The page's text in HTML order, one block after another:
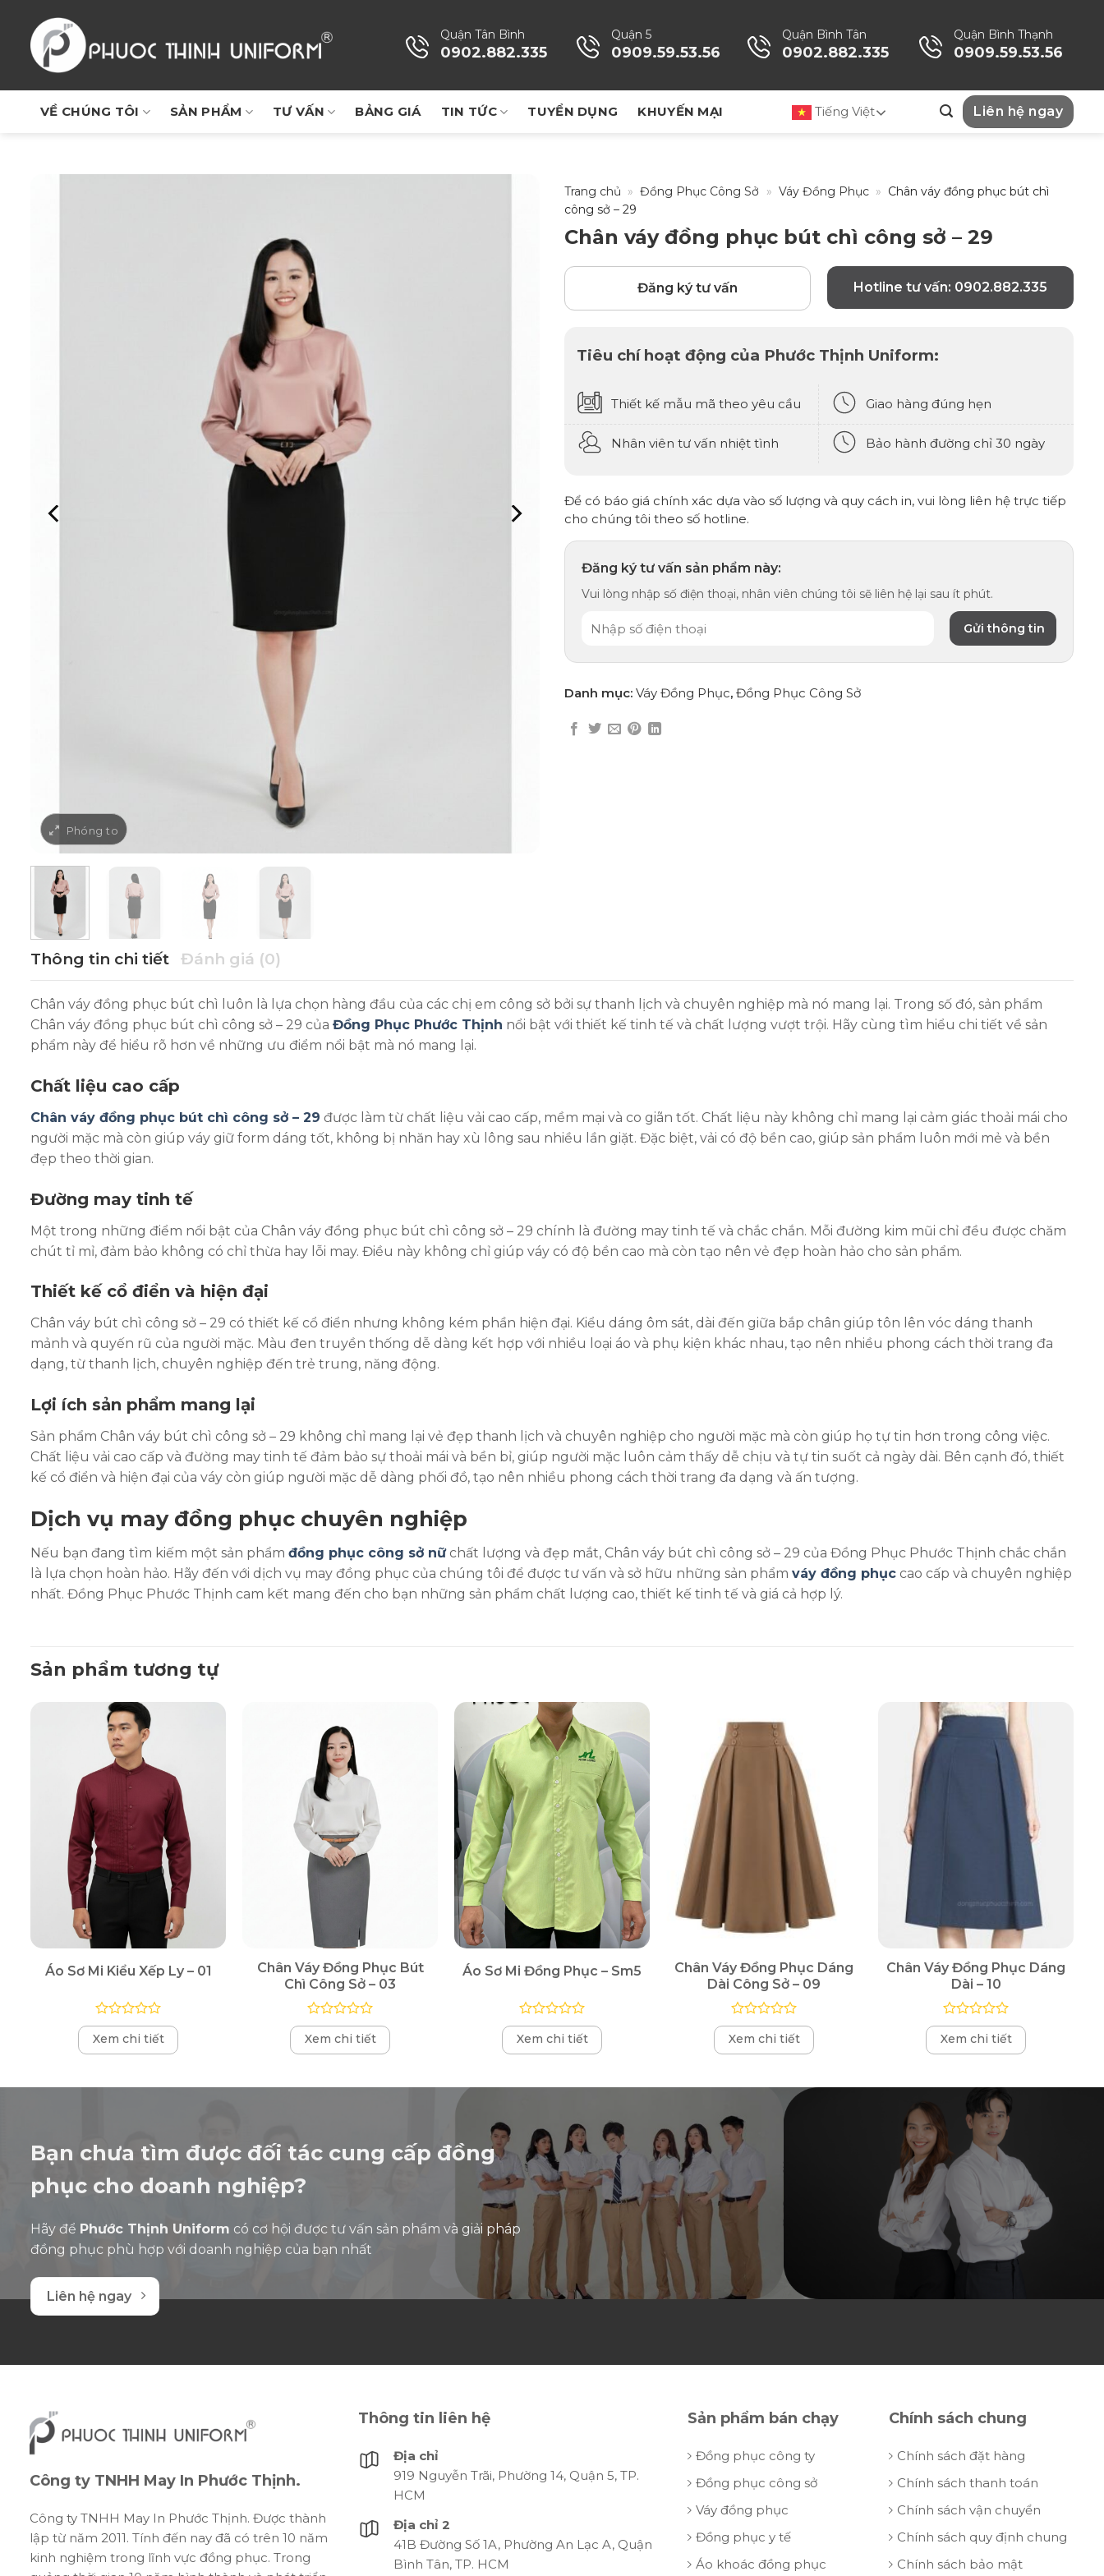
Quận Tân Bình
0902.882.335
Quận 5
0909.59.53.56
Quận Bình Tân
0902.882.335
Quận Bình Thạnh
0909.59.53.56
VỀ CHÚNG TÔI SẢN PHẨM TƯ VẤN BẢNG GIÁ TIN TỨC TUYỂN DỤNG KHUYẾN MẠI Tiếng Việt Liên hệ ngay
Trang chủ » Đồng Phục Công Sở » Váy Đồng Phục » Chân váy đồng phục bút chì
công sở – 29
Chân váy đồng phục bút chì công sở – 29
Đăng ký tư vấn Hotline tư vấn: 0902.882.335
Tiêu chí hoạt động của Phước Thịnh Uniform:
Thiết kế mẫu mã theo yêu cầu Giao hàng đúng hẹn
Nhân viên tư vấn nhiệt tình Bảo hành đường chỉ 30 ngày
Để có báo giá chính xác dựa vào số lượng và quy cách in, vui lòng liên hệ trực tiếp
cho chúng tôi theo số hotline.
Đăng ký tư vấn sản phẩm này:
Vui lòng nhập số điện thoại, nhân viên chúng tôi sẽ liên hệ lại sau ít phút.
Danh mục: Váy Đồng Phục, Đồng Phục Công Sở
Thông tin chi tiết Đánh giá (0)
Chân váy đồng phục bút chì luôn là lựa chọn hàng đầu của các chị em công sở bởi sự thanh lịch và chuyên nghiệp mà nó mang lại. Trong số đó, sản phẩm
Chân váy đồng phục bút chì công sở – 29 của Đồng Phục Phước Thịnh nổi bật với thiết kế tinh tế và chất lượng vượt trội. Hãy cùng tìm hiểu chi tiết về sản
phẩm này để hiểu rõ hơn về những ưu điểm nổi bật mà nó mang lại.
Chất liệu cao cấp
Chân váy đồng phục bút chì công sở – 29 được làm từ chất liệu vải cao cấp, mềm mại và co giãn tốt. Chất liệu này không chỉ mang lại cảm giác thoải mái cho
người mặc mà còn giúp váy giữ form dáng tốt, không bị nhăn hay xù lông sau nhiều lần giặt. Đặc biệt, vải có độ bền cao, giúp sản phẩm luôn mới mẻ và bền
đẹp theo thời gian.
Đường may tinh tế
Một trong những điểm nổi bật của Chân váy đồng phục bút chì công sở – 29 chính là đường may tinh tế và chắc chắn. Mỗi đường kim mũi chỉ đều được chăm
chút tỉ mỉ, đảm bảo không có chỉ thừa hay lỗi may. Điều này không chỉ giúp váy có độ bền cao mà còn tạo nên vẻ đẹp hoàn hảo cho sản phẩm.
Thiết kế cổ điển và hiện đại
Chân váy bút chì công sở – 29 có thiết kế cổ điển nhưng không kém phần hiện đại. Kiểu dáng ôm sát, dài đến giữa bắp chân giúp tôn lên vóc dáng thanh
mảnh và quyến rũ của người mặc. Màu đen truyền thống dễ dàng kết hợp với nhiều loại áo và phụ kiện khác nhau, tạo nên nhiều phong cách thời trang đa
dạng, từ thanh lịch, chuyên nghiệp đến trẻ trung, năng động.
Lợi ích sản phẩm mang lại
Sản phẩm Chân váy bút chì công sở – 29 không chỉ mang lại vẻ đẹp thanh lịch và chuyên nghiệp cho người mặc mà còn giúp họ tự tin hơn trong công việc.
Chất liệu vải cao cấp và đường may tinh tế đảm bảo sự thoải mái và bền bỉ, giúp người mặc luôn cảm thấy dễ chịu và tự tin suốt cả ngày dài. Bên cạnh đó, thiết
kế cổ điển và hiện đại của váy còn giúp người mặc dễ dàng phối đồ, tạo nên nhiều phong cách thời trang đa dạng và ấn tượng.
Dịch vụ may đồng phục chuyên nghiệp
Nếu bạn đang tìm kiếm một sản phẩm đồng phục công sở nữchất lượng và đẹp mắt, Chân váy bút chì công sở – 29 của Đồng Phục Phước Thịnh chắc chắn
là lựa chọn hoàn hảo. Hãy đến với dịch vụ may đồng phục của chúng tôi để được tư vấn và sở hữu những sản phẩm váy đồng phục cao cấp và chuyên nghiệp
nhất. Đồng Phục Phước Thịnh cam kết mang đến cho bạn những sản phẩm chất lượng cao, thiết kế tinh tế và giá cả hợp lý.
Sản phẩm tương tự
Áo Sơ Mi Kiểu Xếp Ly – 01
Được
xếp
hạng
Xem chi tiết
Chân Váy Đồng Phục Bút
Chì Công Sở – 03
Được
xếp
hạng
Xem chi tiết
Áo Sơ Mi Đồng Phục – Sm5
Được
xếp
hạng
Xem chi tiết
Chân Váy Đồng Phục Dáng
Dài Công Sở – 09
Được
xếp
hạng
Xem chi tiết
Chân Váy Đồng Phục Dáng
Dài – 10
Được
xếp
hạng
Xem chi tiết
Bạn chưa tìm được đối tác cung cấp đồng
phục cho doanh nghiệp?
Hãy để Phước Thịnh Uniform có cơ hội được tư vấn sản phẩm và giải pháp
đồng phục phù hợp với doanh nghiệp của bạn nhất
Liên hệ ngay
Công ty TNHH May In Phước Thịnh.
Công ty TNHH May In Phước Thịnh. Được thành
lập từ năm 2011. Tính đến nay đã có trên 10 năm
kinh nghiệm trong lĩnh vực đồng phục. Trong
Thông tin liên hệ
Địa chỉ
919 Nguyễn Trãi, Phường 14, Quận 5, TP.
HCM
Địa chỉ 2
41B Đường Số 1A, Phường An Lạc A, Quận
Bình Tân, TP. HCM
Sản phẩm bán chạy
Đồng phục công ty
Đồng phục công sở
Váy đồng phục
Đồng phục y tế
Áo khoác đồng phục
Chính sách chung
Chính sách đặt hàng
Chính sách thanh toán
Chính sách vận chuyển
Chính sách quy định chung
Chính sách bảo mật